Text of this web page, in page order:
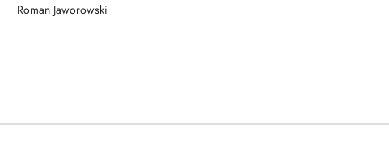
Roman Jaworowski